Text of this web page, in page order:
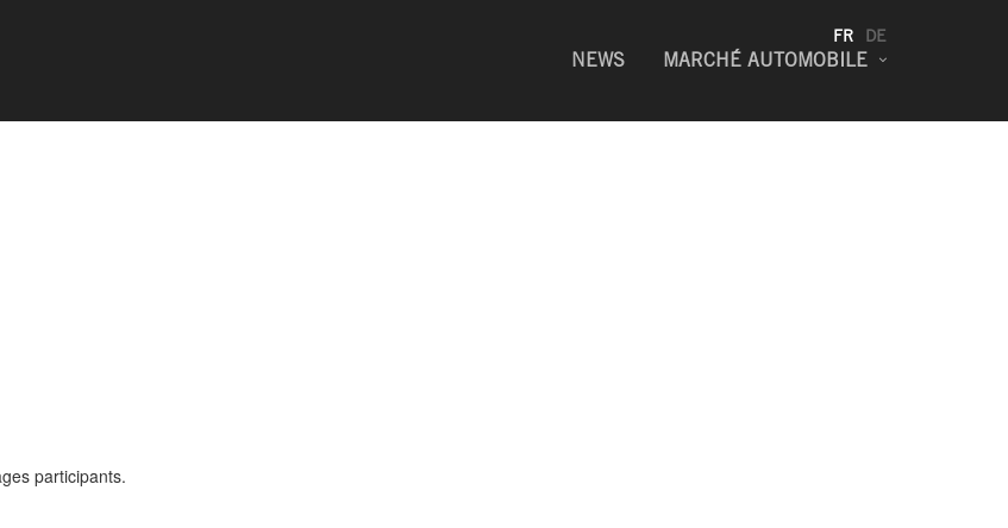
FR DE
NEWS MARCHÉ AUTOMOBILE
participants.